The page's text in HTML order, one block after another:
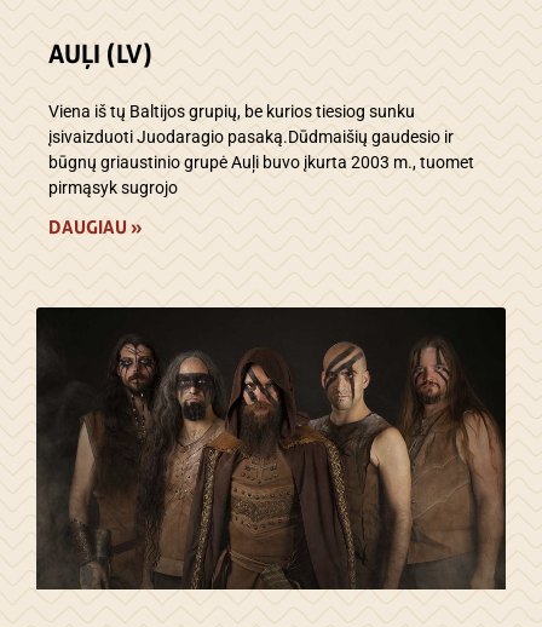
AUĻI (LV)
Viena iš tų Baltijos grupių, be kurios tiesiog sunku
įsivaizduoti Juodaragio pasaką.Dūdmaišių gaudesio ir
būgnų griaustinio grupė Auļi buvo įkurta 2003 m., tuomet
pirmąsyk sugrojo
DAUGIAU »